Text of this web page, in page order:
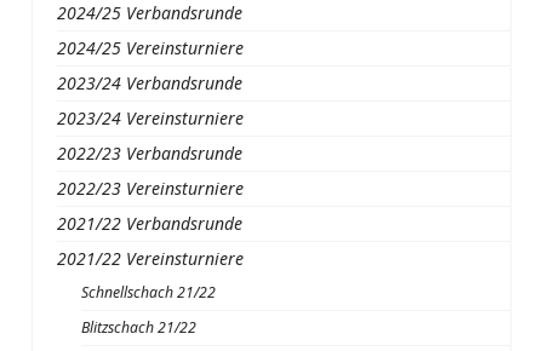
2024/25 Verbandsrunde
2024/25 Vereinsturniere
2023/24 Verbandsrunde
2023/24 Vereinsturniere
2022/23 Verbandsrunde
2022/23 Vereinsturniere
2021/22 Verbandsrunde
2021/22 Vereinsturniere
Schnellschach 21/22
Blitzschach 21/22